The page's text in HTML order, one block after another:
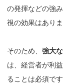
の発揮などの強
視の効果はありま
そのため、 強大
は、経営者が利
ることは必須です